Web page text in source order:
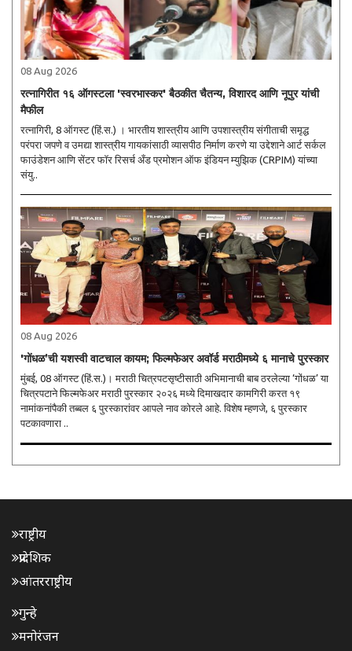
08 Aug 2026
रत्नागिरीत १६ ऑगस्टला 'स्वरभास्कर' बैठकीत चैतन्य, विशारद आणि नूपुर यांची
मैफील
रत्नागिरी, 8 ऑगस्ट (हिं.स.) । भारतीय शास्त्रीय आणि उपशास्त्रीय संगीताची समृद्ध
परंपरा जपणे व उमद्या शास्त्रीय गायकांसाठी व्यासपीठ निर्माण करणे या उद्देशाने आर्ट सर्कल
फाउंडेशन आणि सेंटर फॉर रिसर्च अँड प्रमोशन ऑफ इंडियन म्युझिक (CRPIM) यांच्या
संयु..
08 Aug 2026
'गोंधळ’ची यशस्वी वाटचाल कायम; फिल्मफेअर अवॉर्ड मराठीमध्ये ६ मानाचे पुरस्कार
मुंबई, 08 ऑगस्ट (हिं.स.)। मराठी चित्रपटसृष्टीसाठी अभिमानाची बाब ठरलेल्या ‘गोंधळ’ या
चित्रपटाने फिल्मफेअर मराठी पुरस्कार २०२६ मध्ये दिमाखदार कामगिरी करत १९
नामांकनांपैकी तब्बल ६ पुरस्कारांवर आपले नाव कोरले आहे. विशेष म्हणजे, ६ पुरस्कार
पटकावणारा ..
राष्ट्रीय
प्रादेशिक
आंतरराष्ट्रीय
गुन्हे
मनोरंजन